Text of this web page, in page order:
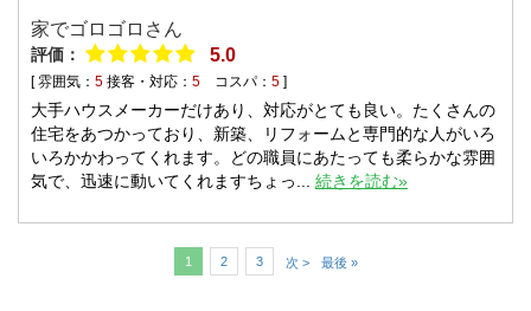
家でゴロゴロさん
評価： 5.0
[ 雰囲気： 5 接客・対応： 5 コスパ： 5 ]
大手ハウスメーカーだけあり、対応がとても良い。たくさんの
住宅をあつかっており、新築、リフォームと専門的な人がいろ
いろかかわってくれます。どの職員にあたっても柔らかな雰囲
気で、迅速に動いてくれますちょっ... 続きを読む»
1 2 3 次 > 最後 »